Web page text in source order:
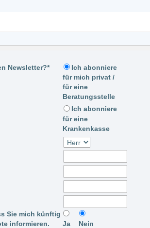
Newsletter?*
Ich abonniere
für mich privat /
für eine
Beratungsstelle
Ich abonniere
für eine
Krankenkasse
Sie mich künftig
informieren.
Ja Nein